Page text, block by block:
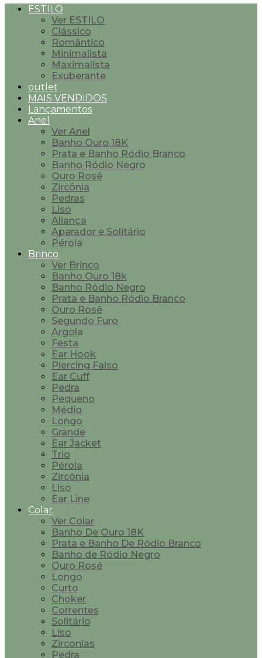
ESTILO
Ver ESTILO
Clássico
Romântico
Minimalista
Maximalista
Exuberante
outlet
MAIS VENDIDOS
Lançamentos
Anel
Ver Anel
Banho Ouro 18K
Prata e Banho Ródio Branco
Banho Ródio Negro
Ouro Rosê
Zircônia
Pedras
Liso
Aliança
Aparador e Solitário
Pérola
Brinco
Ver Brinco
Banho Ouro 18k
Banho Ródio Negro
Prata e Banho Ródio Branco
Ouro Rosê
Segundo Furo
Argola
Festa
Ear Hook
Piercing Falso
Ear Cuff
Pedra
Pequeno
Médio
Longo
Grande
Ear Jacket
Trio
Pérola
Zircônia
Liso
Ear Line
Colar
Ver Colar
Banho De Ouro 18K
Prata e Banho De Ródio Branco
Banho de Ródio Negro
Ouro Rosé
Longo
Curto
Choker
Correntes
Solitário
Liso
Zirconias
Pedra